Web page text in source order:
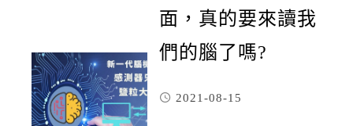
面，真的要來讀我
們的腦了嗎?
2021-08-15